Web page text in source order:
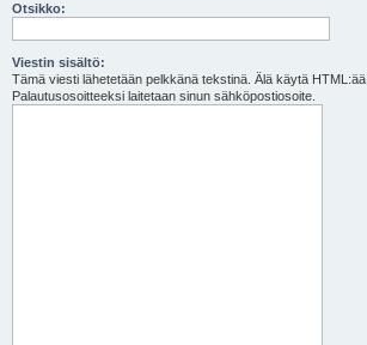
Otsikko:
Viestin sisältö:
Tämä viesti lähetetään pelkkänä tekstinä. Älä käytä HTML:ää
Palautusosoitteeksi laitetaan sinun sähköpostiosoite.